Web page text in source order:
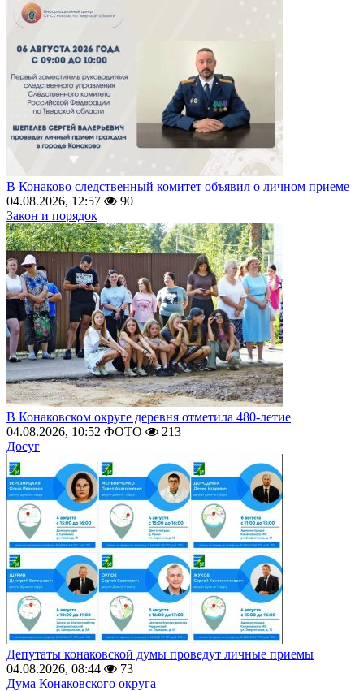
В Конаково следственный комитет объявил о личном приеме
04.08.2026, 12:57
90
Закон и порядок
В Конаковском округе деревня отметила 480-летие
04.08.2026, 10:52 ФОТО
213
Досуг
Депутаты конаковской думы проведут личные приемы
04.08.2026, 08:44
73
Дума Конаковского округа